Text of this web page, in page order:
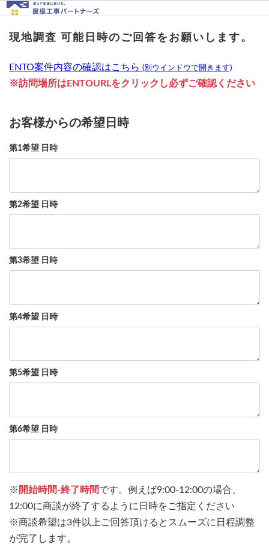
現地調査 可能日時のご回答をお願いします。
ENTO案件内容の確認はこちら (別ウインドウで開きます)
※訪問場所はENTOURLをクリックし必ずご確認ください
お客様からの希望日時
第1希望 日時
第2希望 日時
第3希望 日時
第4希望 日時
第5希望 日時
第6希望 日時
※ 開始時間-終了時間です。例えば9:00-12:00の場合、
12:00に商談が終了するように日時をご指定ください
※商談希望は3件以上ご回答頂けるとスムーズに日程調整
が完了します。